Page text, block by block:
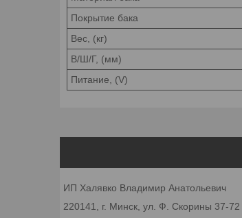
Покрытие бака
Вес, (кг)
В/Ш/Г, (мм)
Питание, (V)
ИП Халявко Владимир Анатольевич
220141, г. Минск, ул. Ф. Скорины 37-72